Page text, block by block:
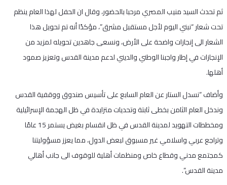
ثم تحدث السيد منيب المصري مرحبا بالحضور، وقال ان الحفل لهذا العام ينظم
تحت شعار “نبني اليوم لأجل مستقبل مشرق”، مؤكدًا أنه تم تحويل هذا
الشعار الى إنجازات واضحة على الأرض، ونسعى جاهدين تحويله لمزيد من
الإنجازات في إطار واجبنا الوطني والديني لدعم مدينة القدس وتعزيز صمود
أهلها.
وأضاف “نسدل الستار عن العام السابع على تأسيس صندوق ووقفية القدس
وندخل العام الثامن بخطى ثابتة وتحديات متزايدة في ظل الهجمة الإسرائيلية
ومخططات التهويد لمدينة القدس في ظل انقسام بغيض يستمر 15 عامًا
وتراجع عربي واسلامي غير مسبوق لبعض الدول، مما يعزز مسؤوليتنا
كمجتمع مدني وقطاع خاص ومنظمات أهلية للوقوف الى جانب أهالي
مدينة القدس”.